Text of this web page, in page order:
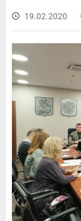
19.02.2020